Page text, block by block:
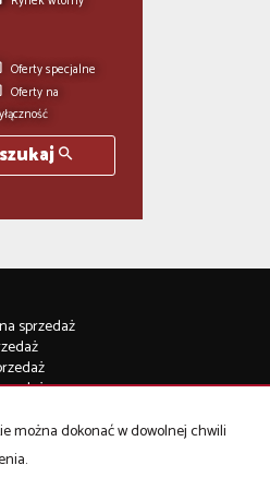
Oferty specjalne
Oferty na
szukaj
na sprzedaż
można dokonać w dowolnej chwili